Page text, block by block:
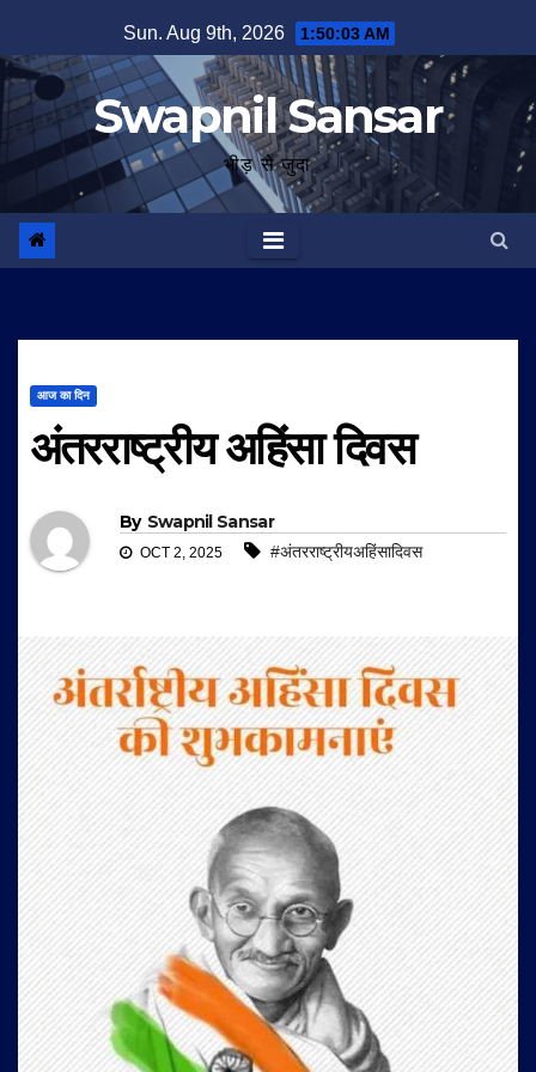
to
content
Sun. Aug 9th, 2026 1:50:04 AM
Swapnil Sansar
भीड़ से जुदा
आज का दिन
अंतरराष्ट्रीय अहिंसा दिवस
By Swapnil Sansar
OCT 2, 2025 #अंतरराष्ट्रीयअहिंसादिवस